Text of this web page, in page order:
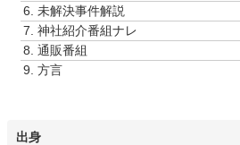
6. 未解決事件解説
7. 神社紹介番組ナレ
8. 通販番組
9. 方言
出身